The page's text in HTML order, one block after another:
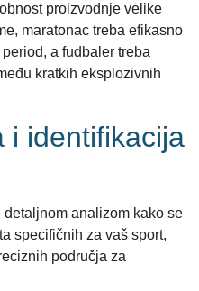
proizvodnje velike
maratonac treba efikasno
a fudbaler treba
kratkih eksplozivnih
i identifikacija
analizom kako se
specifičnih za vaš sport,
područja za